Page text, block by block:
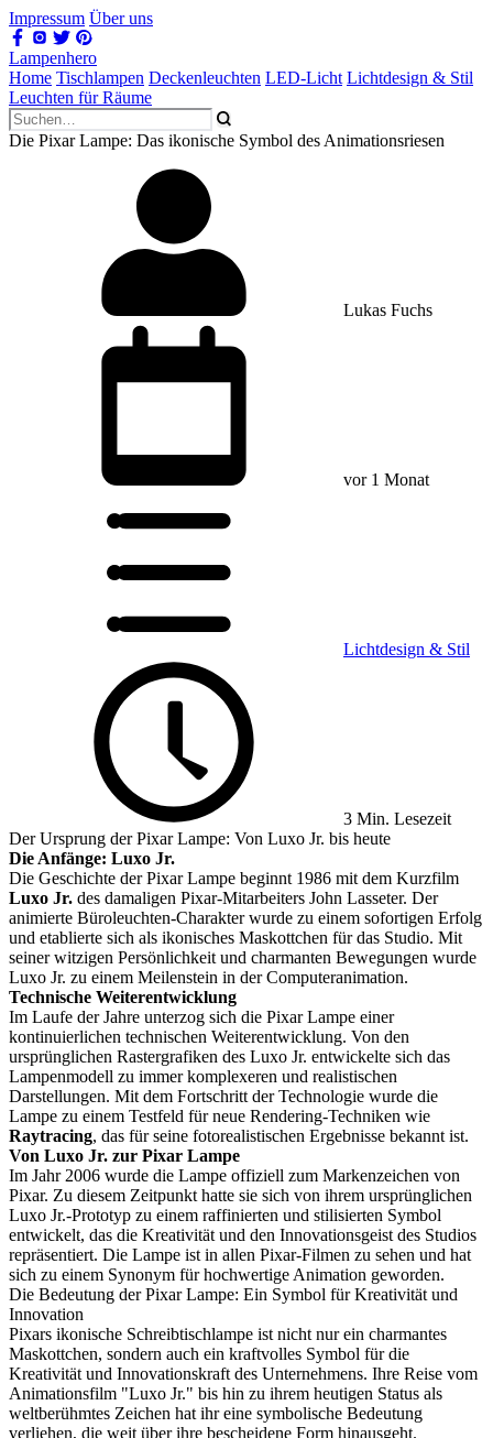
Impressum Über uns
Lampenhero
Home Tischlampen Deckenleuchten LED-Licht Lichtdesign & Stil
Leuchten für Räume
Die Pixar Lampe: Das ikonische Symbol des Animationsriesen
Lukas Fuchs
vor 1 Monat
Lichtdesign & Stil
3 Min. Lesezeit
Der Ursprung der Pixar Lampe: Von Luxo Jr. bis heute
Die Anfänge: Luxo Jr.
Die Geschichte der Pixar Lampe beginnt 1986 mit dem Kurzfilm
Luxo Jr. des damaligen Pixar-Mitarbeiters John Lasseter. Der
animierte Büroleuchten-Charakter wurde zu einem sofortigen Erfolg
und etablierte sich als ikonisches Maskottchen für das Studio. Mit
seiner witzigen Persönlichkeit und charmanten Bewegungen wurde
Luxo Jr. zu einem Meilenstein in der Computeranimation.
Technische Weiterentwicklung
Im Laufe der Jahre unterzog sich die Pixar Lampe einer
kontinuierlichen technischen Weiterentwicklung. Von den
ursprünglichen Rastergrafiken des Luxo Jr. entwickelte sich das
Lampenmodell zu immer komplexeren und realistischen
Darstellungen. Mit dem Fortschritt der Technologie wurde die
Lampe zu einem Testfeld für neue Rendering-Techniken wie
Raytracing, das für seine fotorealistischen Ergebnisse bekannt ist.
Von Luxo Jr. zur Pixar Lampe
Im Jahr 2006 wurde die Lampe offiziell zum Markenzeichen von
Pixar. Zu diesem Zeitpunkt hatte sie sich von ihrem ursprünglichen
Luxo Jr.-Prototyp zu einem raffinierten und stilisierten Symbol
entwickelt, das die Kreativität und den Innovationsgeist des Studios
repräsentiert. Die Lampe ist in allen Pixar-Filmen zu sehen und hat
sich zu einem Synonym für hochwertige Animation geworden.
Die Bedeutung der Pixar Lampe: Ein Symbol für Kreativität und
Innovation
Pixars ikonische Schreibtischlampe ist nicht nur ein charmantes
Maskottchen, sondern auch ein kraftvolles Symbol für die
Kreativität und Innovationskraft des Unternehmens. Ihre Reise vom
Animationsfilm "Luxo Jr." bis hin zu ihrem heutigen Status als
weltberühmtes Zeichen hat ihr eine symbolische Bedeutung
verliehen, die weit über ihre bescheidene Form hinausgeht.